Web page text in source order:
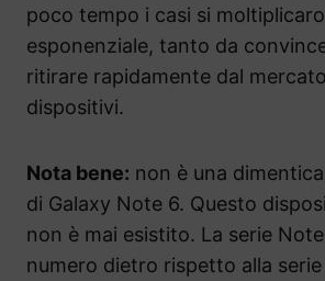
poco tempo i casi si
esponenziale, tanto da
ritirare rapidamente dal
dispositivi.
Nota bene: non è una
di Galaxy Note 6. Questo
non è mai esistito. La serie
numero dietro rispetto alla serie